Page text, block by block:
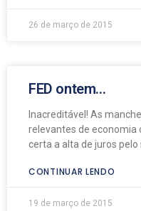
26 de março de 2015
FED ontem…
Inacreditável! As
relevantes de economia
certa a alta de juros
CONTINUAR LENDO
19 de março de 2015